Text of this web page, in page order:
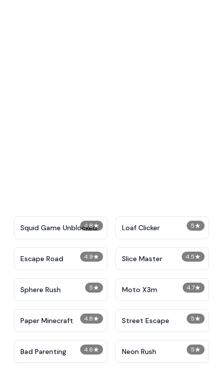
4.8★
Squid Game Unblocked 5★
Loaf Clicker
4.9★
Escape Road 4.5★
Slice Master
5★
Sphere Rush 4.7★
Moto X3m
4.8★
Paper Minecraft 5★
Street Escape
4.6★
Bad Parenting 5★
Neon Rush